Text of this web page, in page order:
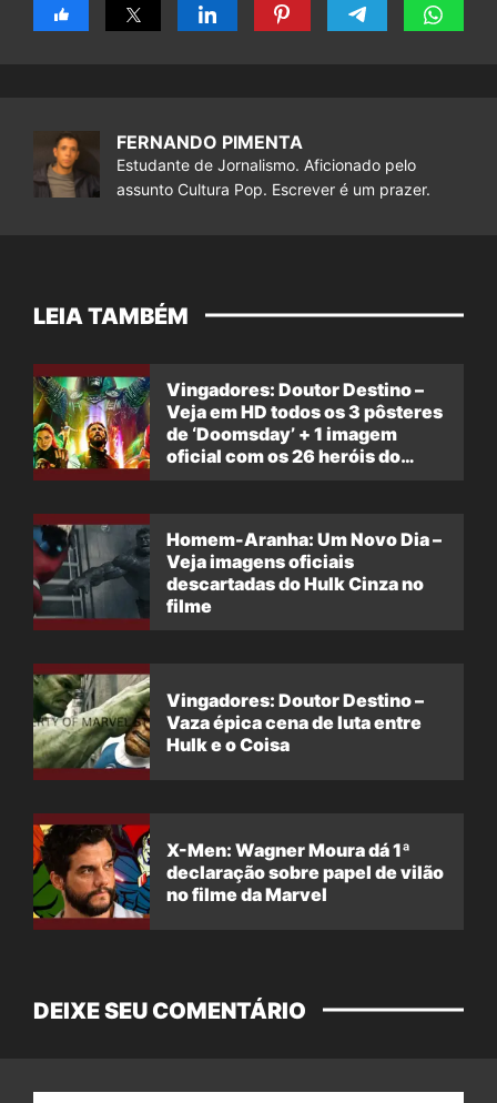
FERNANDO PIMENTA
Estudante de Jornalismo. Aficionado pelo
assunto Cultura Pop. Escrever é um prazer.
LEIA TAMBÉM
Vingadores: Doutor Destino –
Veja em HD todos os 3 pôsteres
de ‘Doomsday’ + 1 imagem
oficial com os 26 heróis do
Homem-Aranha: Um Novo Dia –
Veja imagens oficiais
descartadas do Hulk Cinza no
filme
Vingadores: Doutor Destino –
Vaza épica cena de luta entre
Hulk e o Coisa
X-Men: Wagner Moura dá 1ª
declaração sobre papel de vilão
no filme da Marvel
DEIXE SEU COMENTÁRIO